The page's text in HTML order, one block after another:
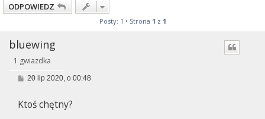
ODPOWIEDZ
Posty: 1 • Strona 1 z 1
bluewing
1 gwiazdka
P
t
20 lip 2020, o 00:48
Ktoś chętny?